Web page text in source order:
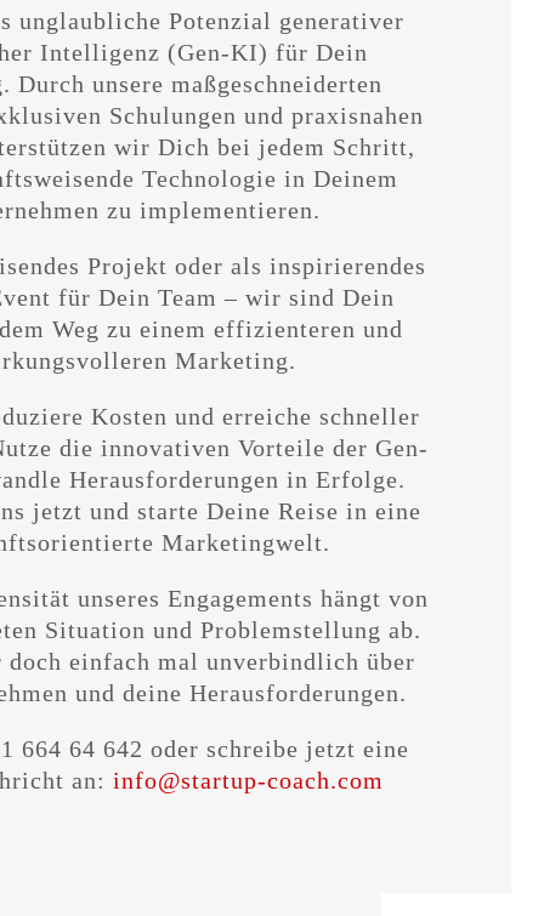
unglaubliche Potenzial generativer
Intelligenz (Gen-KI) für Dein
Durch unsere maßgeschneiderten
Schulungen und praxisnahen
wir Dich bei jedem Schritt,
Technologie in Deinem
zu implementieren.
Projekt oder als inspirierendes
für Dein Team – wir sind Dein
Weg zu einem effizienteren und
Marketing.
Kosten und erreiche schneller
die innovativen Vorteile der Gen-
Herausforderungen in Erfolge.
jetzt und starte Deine Reise in eine
Marketingwelt.
unseres Engagements hängt von
Situation und Problemstellung ab.
doch einfach mal unverbindlich über
und deine Herausforderungen.
664 64 642 oder schreibe jetzt eine
an: info@startup-coach.com